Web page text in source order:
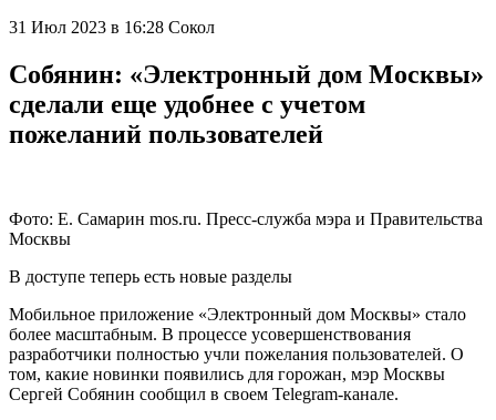
31 Июл 2023 в 16:28 Сокол
Собянин: «Электронный дом Москвы»
сделали еще удобнее с учетом
пожеланий пользователей
Фото: Е. Самарин mos.ru. Пресс-служба мэра и Правительства
Москвы
В доступе теперь есть новые разделы
Мобильное приложение «Электронный дом Москвы» стало
более масштабным. В процессе усовершенствования
разработчики полностью учли пожелания пользователей. О
том, какие новинки появились для горожан, мэр Москвы
Сергей Собянин сообщил в своем Telegram-канале.